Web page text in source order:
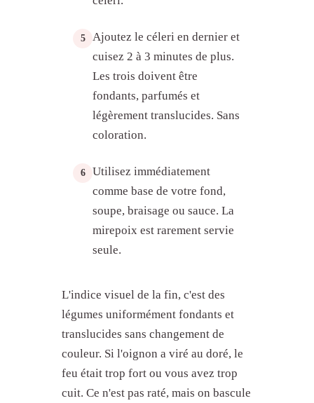
Comment conserver et préparer la
Quelles erreurs éviter avec la
Comment la mirepoix se rattache-
5
Ajoutez le céleri en dernier et
cuisez 2 à 3 minutes de plus.
Les trois doivent être
fondants, parfumés et
légèrement translucides. Sans
coloration.
6
Utilisez immédiatement
comme base de votre fond,
soupe, braisage ou sauce. La
mirepoix est rarement servie
seule.
L'indice visuel de la fin, c'est des
légumes uniformément fondants et
translucides sans changement de
couleur. Si l'oignon a viré au doré, le
feu était trop fort ou vous avez trop
cuit. Ce n'est pas raté, mais on bascule